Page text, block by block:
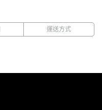
運送方式